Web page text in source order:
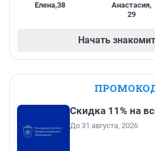
Елена,38 Анастасия,
29
Начать
Скидка 11% на
До 31 августа, 2026